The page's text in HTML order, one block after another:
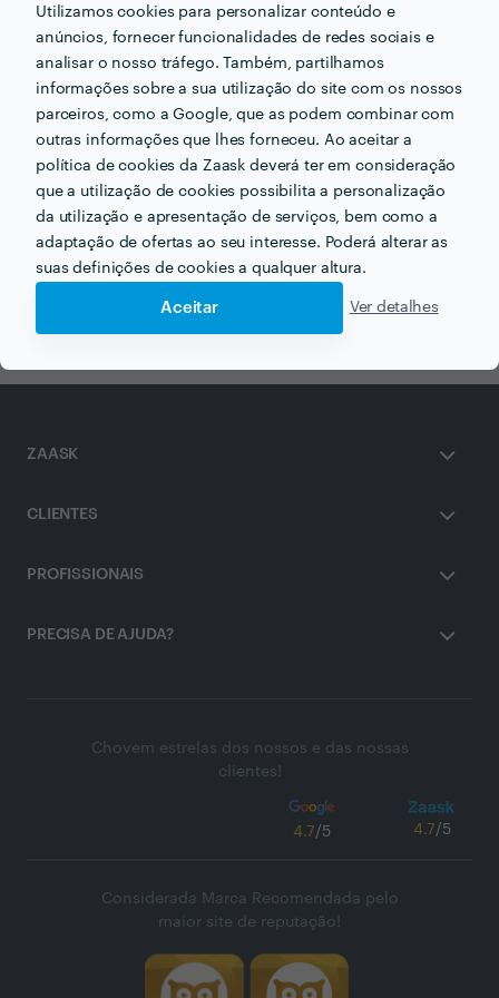
Utilizamos cookies para personalizar conteúdo e
anúncios, fornecer funcionalidades de redes sociais e
analisar o nosso tráfego. Também, partilhamos
informações sobre a sua utilização do site com os nossos
parceiros, como a Google, que as podem combinar com
outras informações que lhes forneceu. Ao aceitar a
política de cookies da Zaask deverá ter em consideração
que a utilização de cookies possibilita a personalização
da utilização e apresentação de serviços, bem como a
adaptação de ofertas ao seu interesse. Poderá alterar as
suas definições de cookies a qualquer altura.
Aceitar Ver detalhes
Receba várias propostas de profissionais como
aquatofana
em poucas horas.
Outros serviços proporcionados por aquatofana
Instalação de Casas de Banho IKEA em porto
ZAASK
CLIENTES
PROFISSIONAIS
PRECISA DE AJUDA?
Chovem estrelas dos nossos e das nossas
clientes!
4.7/5 4.7/5
Considerada Marca Recomendada pelo
maior site de reputação!